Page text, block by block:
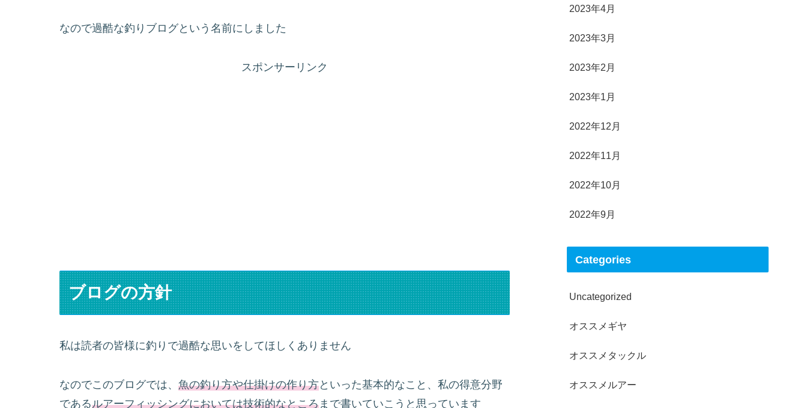
なので過酷な釣りブログという名前にしました
スポンサーリンク
ブログの方針
私は読者の皆様に釣りで過酷な思いをしてほしくありません
なのでこのブログでは、 魚の釣り方や仕掛けの作り方といった基本的なこと、私の得意分野
であるルアーフィッシングにおいては技術的なところ まで書いていこうと思っています
2023年4月
2023年3月
2023年2月
2023年1月
2022年12月
2022年11月
2022年10月
2022年9月
Categories
Uncategorized
オススメギヤ
オススメタックル
オススメルアー